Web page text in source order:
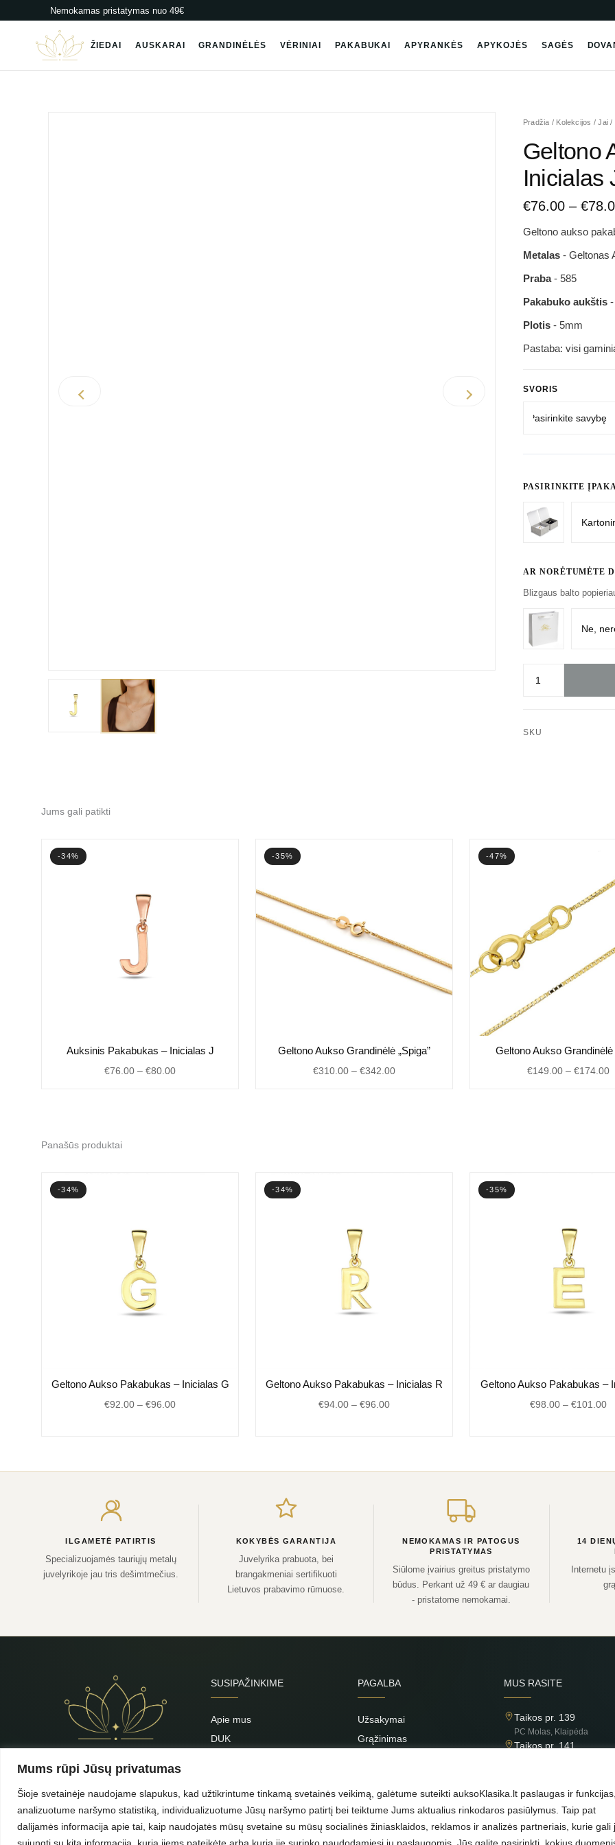
Mums rūpi Jūsų privatumas
Šioje svetainėje naudojame slapukus, kad užtikrintume tinkamą svetainės veikimą, galėtume suteikti auksoKlasika.lt paslaugas ir funkcijas,
analizuotume naršymo statistiką, individualizuotume Jūsų naršymo patirtį bei teiktume Jums aktualius rinkodaros pasiūlymus. Taip pat
dalijamės informacija apie tai, kaip naudojatės mūsų svetaine su mūsų socialinės žiniasklaidos, reklamos ir analizės partneriais, kurie gali
sujungti su kita informacija, kurią jiems pateikėte arba kurią jie surinko naudodamiesi jų paslaugomis. Jūs galite pasirinkti, kokius
prie
Nemokamas pristatymas nuo 49€
ŽIEDAI AUSKARAI GRANDINĖLĖS VĖRINIAI PAKABUKAI APYRANKĖS APYKOJĖS SAGĖS
Pradžia / Kolekcijos / Jai /
Geltono
Inicialas
€76.00 – €
Geltono aukso
Metalas- Geltonas
Praba- 585
Pakabuko aukštis-
Plotis- 5mm
Pastaba: visi
SVORIS
PASIRINKITE
AR NORĖTUMĖTE
Blizgaus balto
produkto
Geltono
Pakabukas
Inicialas
J
SKU
Jums gali patikti
-34%
Auksinis Pakabukas – Inicialas J
€76.00 – €80.00€76.00
-35%
Geltono Aukso Grandinėlė „Spiga”
€310.00 – €342.00
range:
€310.00
-47%
Geltono Aukso
€149.00 – €174.00
Panašūs produktai
-34%
Geltono Aukso Pakabukas – Inicialas G
€92.00 – €96.00€92.00
-34%
Geltono Aukso Pakabukas – Inicialas R
€94.00 – €96.00€94.00
-35%
Geltono Aukso Pakabukas –
€98.00 – €101.00
ILGAMETĖ PATIRTIS
Specializuojamės tauriųjų metalų
juvelyrikoje jau tris dešimtmečius.
KOKYBĖS GARANTIJA
Juvelyrika prabuota, bei
brangakmeniai sertifikuoti
Lietuvos prabavimo rūmuose.
NEMOKAMAS IR PATOGUS
PRISTATYMAS
Siūlome įvairius greitus pristatymo
būdus. Perkant už 49 € ar daugiau
- pristatome nemokamai.
14
Internetu
SUSIPAŽINKIME
Apie mus
DUK
Kontaktai
PAGALBA
Užsakymai
Grąžinimas
MUS RASITE
Taikos pr. 139
PC Molas, Klaipėda
Taikos pr. 141
PC Banginis, Klaipėda